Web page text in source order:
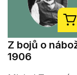
Z bojů o
1906